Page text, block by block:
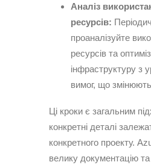
Аналіз
ресурсів:
проаналізуйте
ресурсів та
інфраструктуру з
вимог, що
Ці кроки є загальним
конкретні деталі
конкретного проекту.
велику документацію